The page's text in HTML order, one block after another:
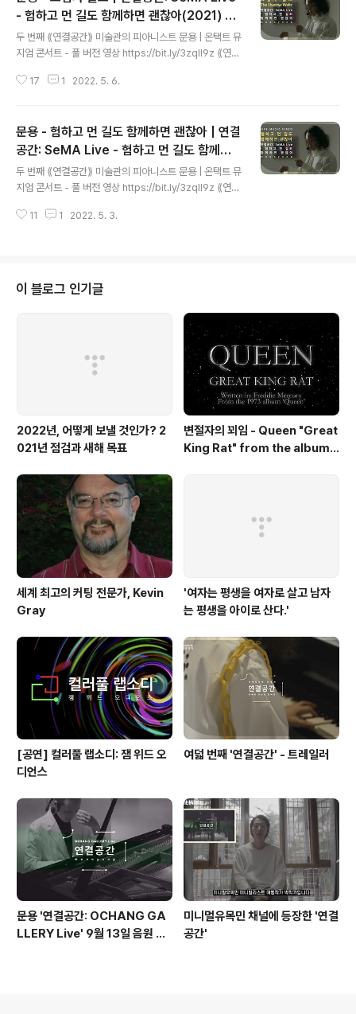
- 험하고 먼 길도 함께하면 괜찮아(2021) 4K
MV
두 번째 ⟪연결공간⟫ 미술관의 피아니스트 문용 | 온택트 뮤
지엄 콘서트 - 풀 버전 영상 https://bit.ly/3zqIl9z ⟪연결
범 스포티파이 https://spoti.fi/37pqiZs 애플뮤직 http
Ara) 영상 유영균 STUDIO2F 음향 곽동준 K SOUND
촬영 유영균, 김나눔 촬영보조 최인성 영상 재편집 문용(m
oonyong) [ 전시 ] 서울시립 북서울미술관 ⟪길은 너무나
길고 종이는 조그맣기 때문에⟫ 2021. 6.29 - 9.22 [ 공연
협력 ] 큐레이터 오연서 코디네이터 김진주, 신영철 운영
과..
17 1 2022. 5. 6.
문용 - 험하고 먼 길도 함께하면 괜찮아 | 연결
공간: SeMA Live - 험하고 먼 길도 함께하
면 괜찮아(2021) 4K MV
두 번째 ⟪연결공간⟫ 미술관의 피아니스트 문용 | 온택트 뮤
지엄 콘서트 - 풀 버전 영상 https://bit.ly/3zqIl9z ⟪연결
범 스포티파이 https://spoti.fi/37pqiZs 애플뮤직 http
촬영 유영균, 김나눔 촬영보조 최인성 영상 재편집 문용(m
oonyong) [ 전시 ] 서울시립 북서울미술관 ⟪길은 너무나
길고 종이는 조그맣기 때문에⟫ 2021. 6.29 - 9.22 [ 공연
협력 ] 큐레이터 오연서 코디네이터 김진주, 신영철 운영
11 1 2022. 5. 3.
이 블로그 인기글
2022년, 어떻게 보낼 것인가? 2
021년 점검과 새해 목표
변절자의 꾀임 - Queen "Great
King Rat" from the album
세계 최고의 커팅 전문가, Kevin
Gray
'여자는 평생을 여자로 살고 남자
는 평생을 아이로 산다.'
[공연] 컬러풀 랩소디: 잼 위드 오
디언스
여덟 번째 '연결공간' - 트레일러
문용 '연결공간: OCHANG GA
LLERY Live' 9월 13일 음원 발
미니멀유목민 채널에 등장한 '연결
공간'